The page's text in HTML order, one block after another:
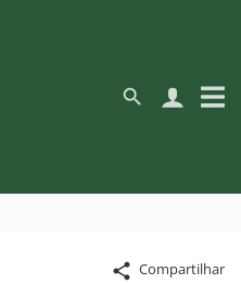
Compartilhar